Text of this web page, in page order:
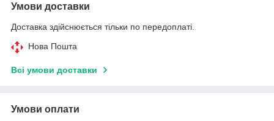
Умови доставки
Доставка здійснюється тільки по передоплаті.
Нова Пошта
Всі умови доставки
Умови оплати